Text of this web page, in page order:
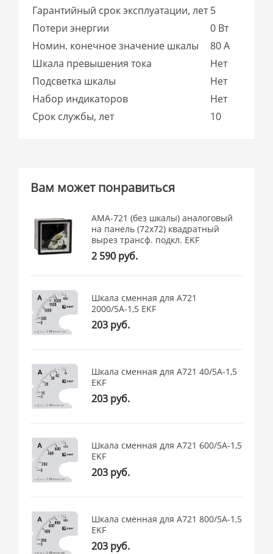
Гарантийный срок эксплуатации, лет 5
Потери энергии
0 Вт
Номин. конечное значение шкалы
80 А
Шкала превышения тока
Нет
Подсветка шкалы
Нет
Набор индикаторов
Нет
Срок службы, лет
10
Вам может понравиться
АМA-721 (без шкалы) аналоговый
на панель (72х72) квадратный
вырез трансф. подкл. EKF
2 590 руб.
Шкала сменная для A721
2000/5А-1,5 EKF
203 руб.
Шкала сменная для A721 40/5А-1,5
EKF
203 руб.
Шкала сменная для A721 600/5А-1,5
EKF
203 руб.
Шкала сменная для A721 800/5А-1,5
EKF
203 руб.